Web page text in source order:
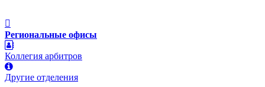
Региональные офисы
Коллегия арбитров
Другие отделения